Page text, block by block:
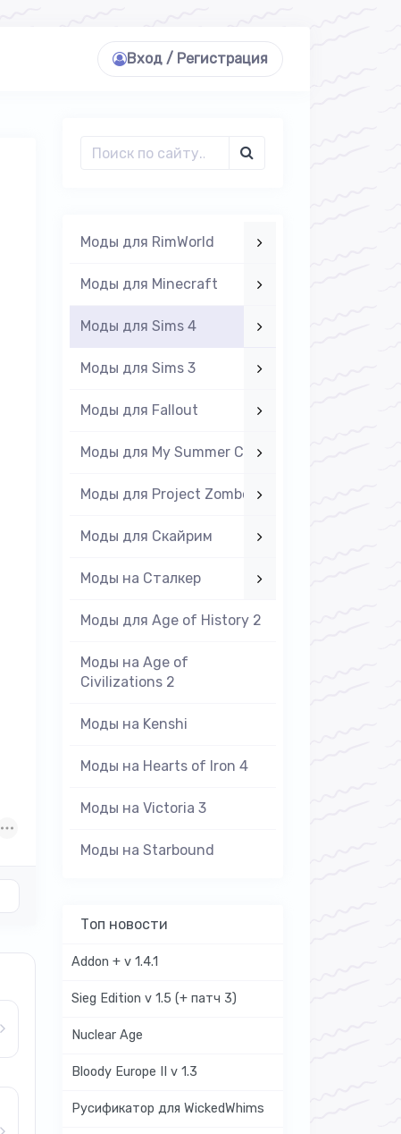
Вход / Регистрация
Моды для RimWorld
Моды для Minecraft
Моды для Sims 4
Моды для Sims 3
Моды для Fallout
Моды для My Summer Car
Моды для Project Zomboid
Моды для Скайрим
Моды на Cталкер
Моды для Age of History 2
Моды на Age of
Civilizations 2
Моды на Kenshi
Моды на Hearts of Iron 4
Моды на Victoria 3
Моды на Starbound
Топ новости
Addon + v 1.4.1
Sieg Edition v 1.5 (+ патч 3)
Nuclear Age
Bloody Europe II v 1.3
Русификатор для WickedWhims